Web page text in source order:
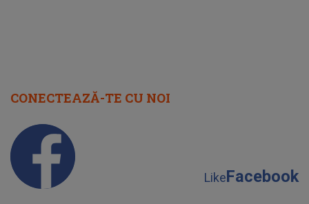
CONECTEAZĂ-TE CU NOI
LikeFacebook